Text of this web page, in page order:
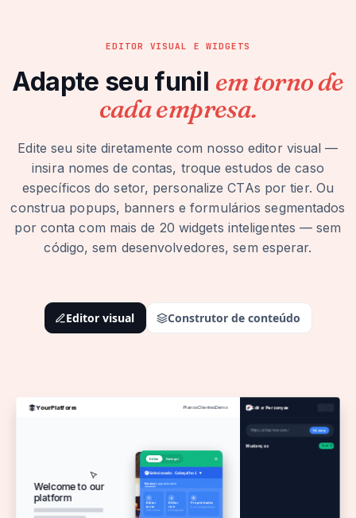
EDITOR VISUAL E WIDGETS
Adapte seu funil em torno de
cada empresa.
Edite seu site diretamente com nosso editor visual —
insira nomes de contas, troque estudos de caso
específicos do setor, personalize CTAs por tier. Ou
construa popups, banners e formulários segmentados
por conta com mais de 20 widgets inteligentes — sem
código, sem desenvolvedores, sem esperar.
Editor visual Construtor de conteúdo
YourPlatform PlanosClientesDemo
Welcome to our
platform
Editar Navegar ×
✓ Selecionado: Cabeçalho 1 ▼
BásicoLayout Inserir
✎
Editar
texto
Texto inline
●
Editor
rich
Formatação
⚙
Propriedades
Cor e espaçamento
Editor Personyze
https://shopnow.com/ Vá mais
Mudanças 0 of 0